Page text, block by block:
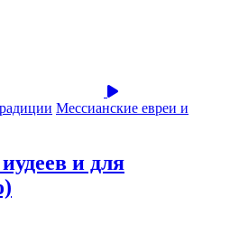
Мессианские евреи и
и для